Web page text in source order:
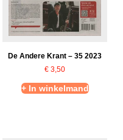
De Andere Krant – 35 2023
€ 3,50
+ In winkelmand